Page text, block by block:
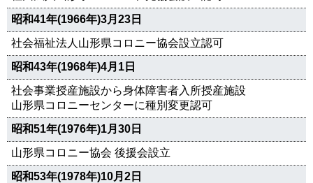
昭和41年(1966年)3月23日
社会福祉法人山形県コロニー協会設立認可
昭和43年(1968年)4月1日
社会事業授産施設から身体障害者入所授産施設
山形県コロニーセンターに種別変更認可
昭和51年(1976年)1月30日
山形県コロニー協会 後援会設立
昭和53年(1978年)10月2日